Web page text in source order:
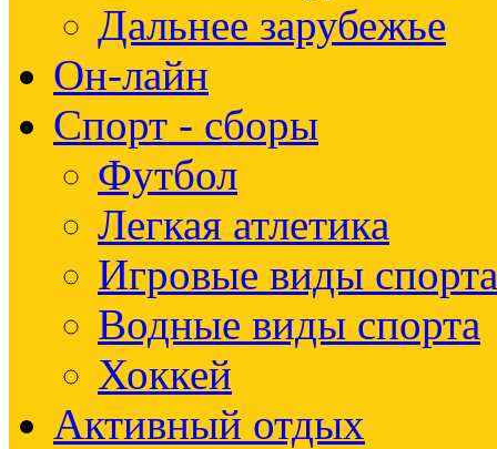
Дальнее зарубежье
Он-лайн
Спорт - сборы
Футбол
Легкая атлетика
Игровые виды спорта
Водные виды спорта
Хоккей
Активный отдых